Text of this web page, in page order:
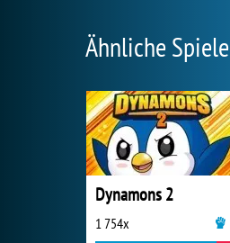
Ähnliche Spiele
Dynamons 2
1 754x